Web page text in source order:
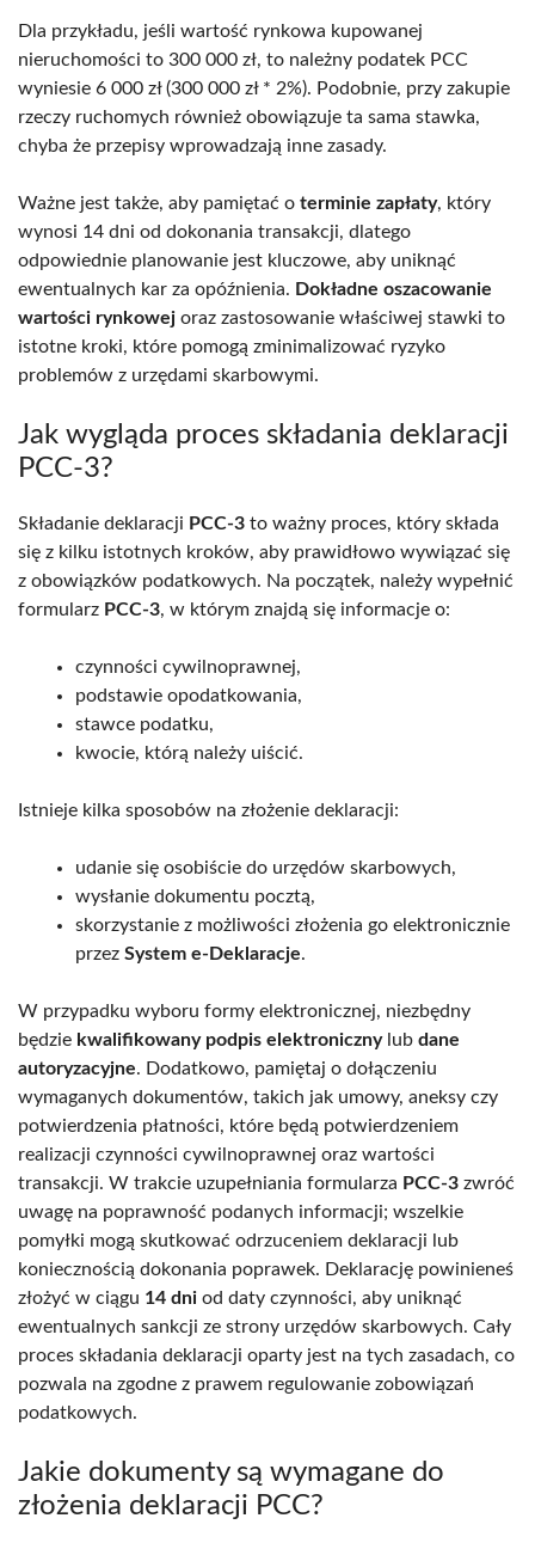
Dla przykładu, jeśli wartość rynkowa kupowanej
nieruchomości to 300 000 zł, to należny podatek PCC
wyniesie 6 000 zł (300 000 zł * 2%). Podobnie, przy zakupie
rzeczy ruchomych również obowiązuje ta sama stawka,
chyba że przepisy wprowadzają inne zasady.
Ważne jest także, aby pamiętać o terminie zapłaty, który
wynosi 14 dni od dokonania transakcji, dlatego
odpowiednie planowanie jest kluczowe, aby uniknąć
ewentualnych kar za opóźnienia. Dokładne oszacowanie
wartości rynkowej oraz zastosowanie właściwej stawki to
istotne kroki, które pomogą zminimalizować ryzyko
problemów z urzędami skarbowymi.
Jak wygląda proces składania deklaracji
PCC-3?
Składanie deklaracji PCC-3 to ważny proces, który składa
się z kilku istotnych kroków, aby prawidłowo wywiązać się
z obowiązków podatkowych. Na początek, należy wypełnić
formularz PCC-3, w którym znajdą się informacje o:
czynności cywilnoprawnej,
podstawie opodatkowania,
stawce podatku,
kwocie, którą należy uiścić.
Istnieje kilka sposobów na złożenie deklaracji:
udanie się osobiście do urzędów skarbowych,
wysłanie dokumentu pocztą,
skorzystanie z możliwości złożenia go elektronicznie
przez System e-Deklaracje.
W przypadku wyboru formy elektronicznej, niezbędny
będzie kwalifikowany podpis elektronicznylub dane
autoryzacyjne. Dodatkowo, pamiętaj o dołączeniu
wymaganych dokumentów, takich jak umowy, aneksy czy
potwierdzenia płatności, które będą potwierdzeniem
realizacji czynności cywilnoprawnej oraz wartości
transakcji. W trakcie uzupełniania formularza PCC-3 zwróć
uwagę na poprawność podanych informacji; wszelkie
pomyłki mogą skutkować odrzuceniem deklaracji lub
koniecznością dokonania poprawek. Deklarację powinieneś
złożyć w ciągu 14 dni od daty czynności, aby uniknąć
ewentualnych sankcji ze strony urzędów skarbowych. Cały
proces składania deklaracji oparty jest na tych zasadach, co
pozwala na zgodne z prawem regulowanie zobowiązań
podatkowych.
Jakie dokumenty są wymagane do
złożenia deklaracji PCC?